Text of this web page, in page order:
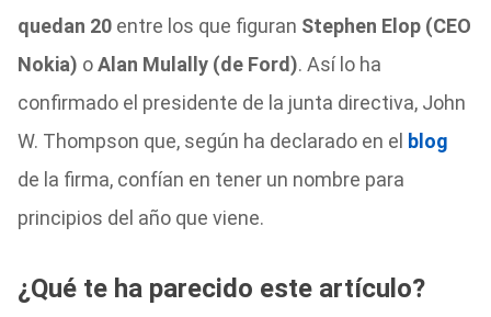
quedan 20entre los que figuran Stephen Elop (CEO
Nokia) oAlan Mulally (de Ford). Así lo ha
confirmado el presidente de la junta directiva, John
W. Thompson que, según ha declarado en el blog
de la firma, confían en tener un nombre para
principios del año que viene.
¿Qué te ha parecido este artículo?